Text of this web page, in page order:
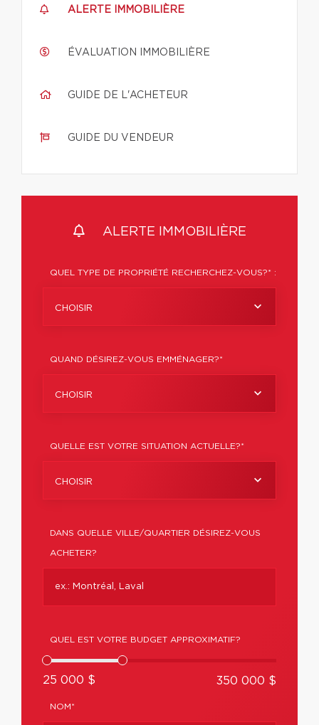
ALERTE IMMOBILIÈRE
ÉVALUATION IMMOBILIÈRE
GUIDE DE L'ACHETEUR
GUIDE DU VENDEUR
ALERTE IMMOBILIÈRE
QUEL TYPE DE PROPRIÉTÉ RECHERCHEZ-VOUS?* :
CHOISIR
QUAND DÉSIREZ-VOUS EMMÉNAGER?*
CHOISIR
QUELLE EST VOTRE SITUATION ACTUELLE?*
CHOISIR
DANS QUELLE VILLE/QUARTIER DÉSIREZ-VOUS
ACHETER?
QUEL EST VOTRE BUDGET APPROXIMATIF?
25 000 $ 350 000 $
NOM*